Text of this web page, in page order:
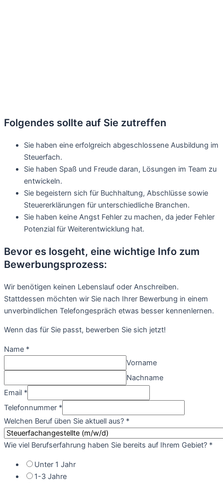
Folgendes sollte auf Sie zutreffen
Sie haben eine erfolgreich abgeschlossene Ausbildung im
Steuerfach.
Sie haben Spaß und Freude daran, Lösungen im Team zu
entwickeln.
Sie begeistern sich für Buchhaltung, Abschlüsse sowie
Steuererklärungen für unterschiedliche Branchen.
Sie haben keine Angst Fehler zu machen, da jeder Fehler
Potenzial für Weiterentwicklung hat.
Bevor es losgeht, eine wichtige Info zum
Bewerbungsprozess:
Wir benötigen keinen Lebenslauf oder Anschreiben.
Stattdessen möchten wir Sie nach Ihrer Bewerbung in einem
unverbindlichen Telefongespräch etwas besser kennenlernen.
Wenn das für Sie passt, bewerben Sie sich jetzt!
Name *
Vorname
Nachname
Email *
Telefonnummer *
Welchen Beruf üben Sie aktuell aus? *
Wie viel Berufserfahrung haben Sie bereits auf Ihrem Gebiet? *
Unter 1 Jahr
1-3 Jahre